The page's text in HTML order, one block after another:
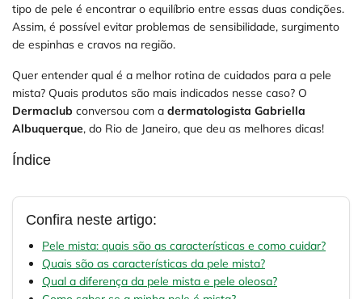
tipo de pele é encontrar o equilíbrio entre essas duas condições.
Assim, é possível evitar problemas de sensibilidade, surgimento
de espinhas e cravos na região.
Quer entender qual é a melhor rotina de cuidados para a pele
mista? Quais produtos são mais indicados nesse caso? O
Dermaclub conversou com a dermatologista Gabriella
Albuquerque, do Rio de Janeiro, que deu as melhores dicas!
Índice
Confira neste artigo:
Pele mista: quais são as características e como cuidar?
Quais são as características da pele mista?
Qual a diferença da pele mista e pele oleosa?